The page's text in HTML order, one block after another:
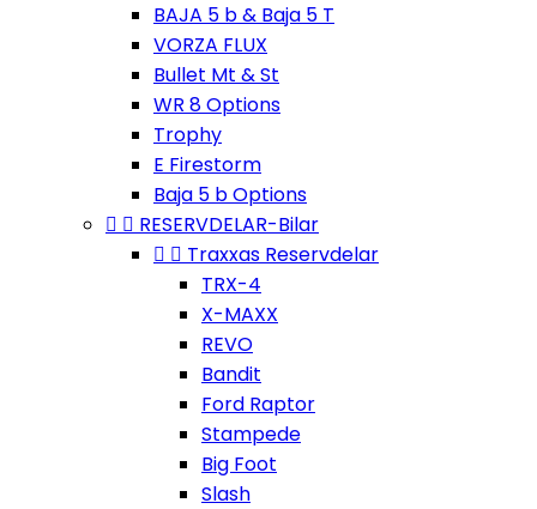
BAJA 5 b & Baja 5 T
VORZA FLUX
Bullet Mt & St
WR 8 Options
Trophy
E Firestorm
Baja 5 b Options
  RESERVDELAR-Bilar
  Traxxas Reservdelar
TRX-4
X-MAXX
REVO
Bandit
Ford Raptor
Stampede
Big Foot
Slash